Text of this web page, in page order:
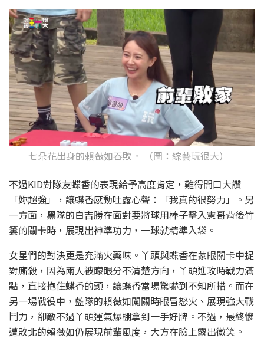
七朵花出身的賴薇如吞敗。 （圖：綜藝玩很大）
不過KID對隊友蝶香的表現給予高度肯定，難得開口大讚
「妳超強」，讓蝶香感動吐露心聲：「我真的很努力」。另
一方面，黑隊的白吉勝在面對要將球用棒子擊入憲哥背後竹
簍的關卡時，展現出神準功力，一球就精準入袋。
女星們的對決更是充滿火藥味。丫頭與蝶香在蒙眼關卡中捉
對廝殺，因為兩人被矇眼分不清楚方向，丫頭進攻時戰力滿
點，直接抱住蝶香的頭，讓蝶香當場驚嚇到不知所措。而在
另一場戰役中，藍隊的賴薇如闖關時眼冒怒火、展現強大戰
鬥力，卻敵不過丫頭運氣爆棚拿到一手好牌。不過，最終慘
遭敗北的賴薇如仍展現前輩風度，大方在臉上露出微笑。